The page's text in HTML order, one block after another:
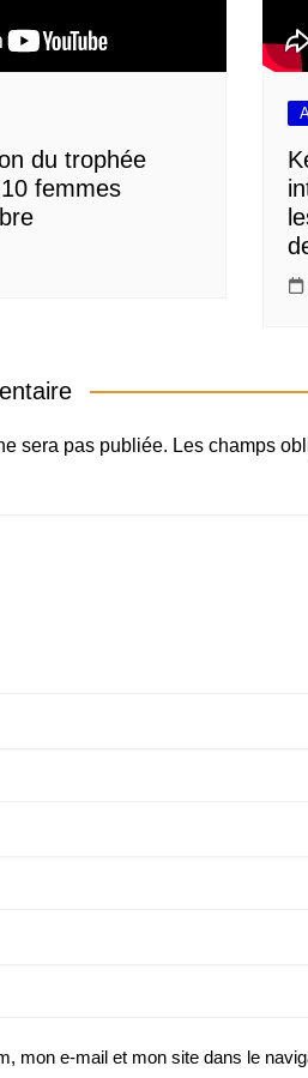
du trophée
femmes
sera pas publiée. Les champs
mon e-mail et mon site dans le